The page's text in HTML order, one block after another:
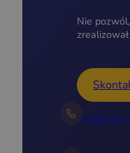
Nie
+48 535